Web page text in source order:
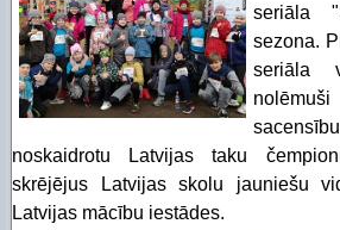
seriāla
sezona.
seriāla
noskaidrotu Latvijas taku
skrējējus Latvijas skolu jauniešu
Latvijas mācību iestādes.